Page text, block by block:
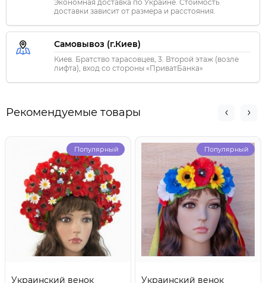
Экономная доставка по Украине. Стоимость
доставки зависит от размера и расстояния.
Самовывоз (г.Киев)
Киев. Братство тарасовцев, 3. Второй этаж (возле
лифта), вход со стороны «ПриватБанка»
Рекомендуемые товары
Популярный
Украинский венок
Популярный
Украинский венок